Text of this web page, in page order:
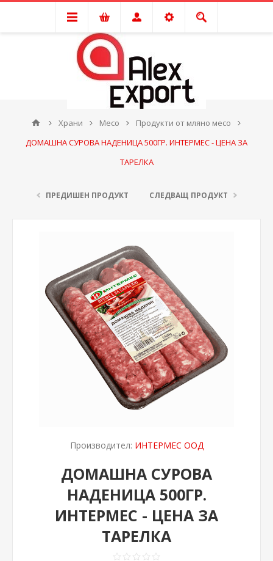
Храни Месо
Продукти от мляно месо
ДОМАШНА СУРОВА НАДЕНИЦА 500ГР. ИНТЕРМЕС - ЦЕНА ЗА
ТАРЕЛКА
ПРЕДИШЕН ПРОДУКТ СЛЕДВАЩ ПРОДУКТ
Производител: ИНТЕРМЕС ООД
ДОМАШНА СУРОВА
НАДЕНИЦА 500ГР.
ИНТЕРМЕС - ЦЕНА ЗА
ТАРЕЛКА